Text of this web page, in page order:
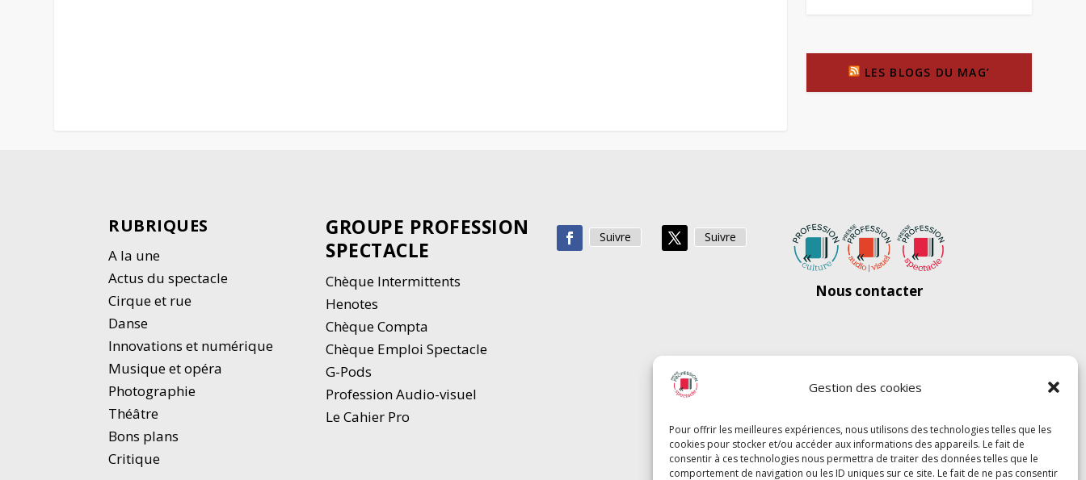
Gestion des cookies
Pour offrir les meilleures expériences, nous utilisons des technologies telles que les
cookies pour stocker et/ou accéder aux informations des appareils. Le fait de
consentir à ces technologies nous permettra de traiter des données telles que le
comportement de navigation ou les ID uniques sur ce site. Le fait de ne pas consentir
LES BLOGS DU MAG’
RUBRIQUES
A la une
Actus du spectacle
Cirque et rue
Danse
Innovations et numérique
Musique et opéra
Photographie
Théâtre
Bons plans
Critique
GROUPE PROFESSION
SPECTACLE
Chèque Intermittents
Henotes
Chèque Compta
Chèque Emploi Spectacle
G-Pods
Profession Audio-visuel
Le Cahier Pro
Suivre Suivre
Nous contacter